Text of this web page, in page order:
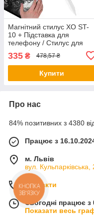
Магнітний стилус XO ST-
10 + Підставка для
телефону / Стилус для
планшета / Стилус ручка
для телефону
335 ₴ 478,57 ₴
Купити
Про нас
84% позитивних з 4380
Працює з
м. Львів
вул.
Контакти
Сьогодні працює з
Показати весь
КНОПКА
ЗВ'ЯЗКУ